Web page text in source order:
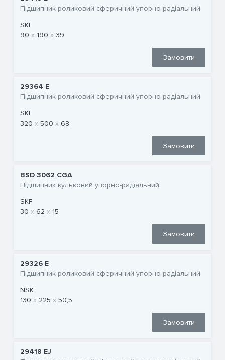
Підшипник роликовий сферичний упорно-радіальний
SKF
90
190 39
Замовити
29364 E
Підшипник роликовий сферичний упорно-радіальний
SKF
320
500 68
Замовити
BSD 3062 CGA
Підшипник кульковий упорно-радіальний
SKF
30
62 15
Замовити
29326 E
Підшипник роликовий сферичний упорно-радіальний
NSK
130
225 50,5
Замовити
29418 EJ